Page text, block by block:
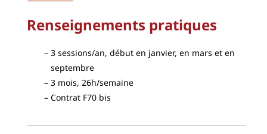
Renseignements pratiques
3 sessions/an, début en janvier, en mars et en
septembre
3 mois, 26h/semaine
Contrat F70 bis